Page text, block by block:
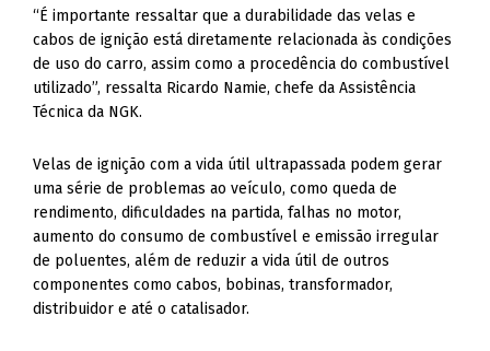
“É importante ressaltar que a durabilidade das velas e
cabos de ignição está diretamente relacionada às condições
de uso do carro, assim como a procedência do combustível
utilizado”, ressalta Ricardo Namie, chefe da Assistência
Técnica da NGK.
Velas de ignição com a vida útil ultrapassada podem gerar
uma série de problemas ao veículo, como queda de
rendimento, dificuldades na partida, falhas no motor,
aumento do consumo de combustível e emissão irregular
de poluentes, além de reduzir a vida útil de outros
componentes como cabos, bobinas, transformador,
distribuidor e até o catalisador.